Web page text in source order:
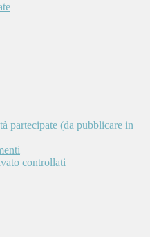
partecipate (da pubblicare in
controllati